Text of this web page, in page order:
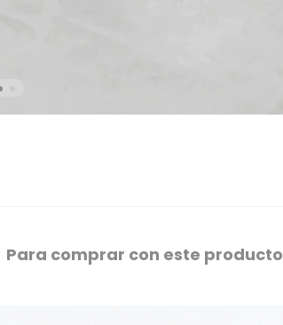
Para comprar con este producto